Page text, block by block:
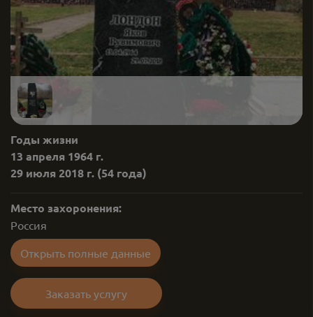
Годы жизни
13 апреля 1964 г.
29 июля 2018 г. (54 года)
Место захоронения:
Россия
Открыть полные данные
Заказать услугу